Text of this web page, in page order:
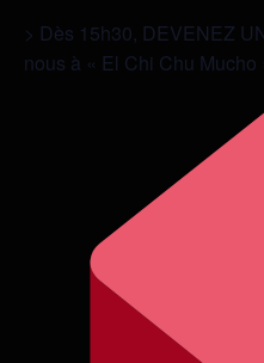
> Dès 15h30, DEVENEZ
nous à « El Chi Chu Mucho